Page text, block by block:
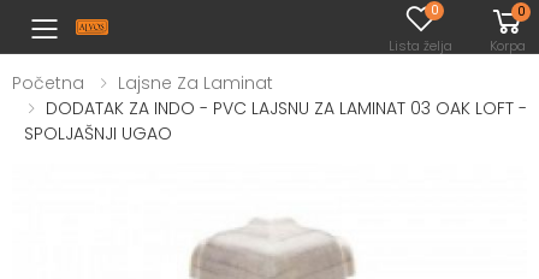
Toggle mobile menu
0
Lista želja
0
Korpa
Početna
Lajsne Za Laminat
DODATAK ZA INDO - PVC LAJSNU ZA LAMINAT 03 OAK LOFT -
SPOLJAŠNJI UGAO